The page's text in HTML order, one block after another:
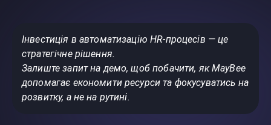
Інвестиція в автоматизацію HR-процесів — це
стратегічне рішення.
Залиште запит на демо, щоб побачити, як MayBee
допомагає економити ресурси та фокусуватись на
розвитку, а не на рутині.